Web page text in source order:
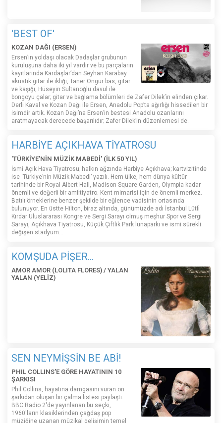
'BEST OF'
KOZAN DAĞI (ERSEN)
Ersen’in yoldaşı olacak Dadaşlar grubunun
kuruluşuna daha iki yıl vardır ve bu parçaların
kayıtlarında Kardaşlar’dan Seyhan Karabay
akustik gitar ile ıklığı, Taner Öngür bas, gitar
ve kaşığı, Hüseyin Sultanoğlu davul ile
bongoyu çalar; gitar ve bağlama bölümleri de Zafer Dilek’in elinden çıkar.
Derli Kaval ve Kozan Dağı ile Ersen, Anadolu Pop’ta ağırlığı hissedilen bir
isimdir artık. Kozan Dağı’na Ersen’in bestesi Anadolu ozanlarını
aratmayacak derecede başarılıdır; Zafer Dilek’in düzenlemesi de.
HARBİYE AÇIKHAVA TİYATROSU
'TÜRKİYE'NİN MÜZİK MABEDİ' (İLK 50 YIL)
İsmi Açık Hava Tiyatrosu; halkın ağzında Harbiye Açıkhava; kartvizitinde
ise ‘Türkiye’nin Müzik Mabedi’ yazılı. Hem ülke, hem dünya kültür
tarihinde bir Royal Albert Hall, Madison Square Garden, Olympia kadar
önemli ve değerli bir amfitiyatro. Kent mimarisi için de önemli merkez.
Batılı örneklerine benzer şekilde bir eğlence vadisinin ortasında
bulunuyor. En üstte Hilton, biraz altında, günümüzde adı İstanbul Lütfi
Kırdar Uluslararası Kongre ve Sergi Sarayı olmuş meşhur Spor ve Sergi
Sarayı, Açıkhava Tiyatrosu, Küçük Çiftlik Park lunaparkı ve ismi sürekli
değişen stadyum…
KOMŞUDA PİŞER...
AMOR AMOR (LOLITA FLORES) / YALAN
YALAN (YELİZ)
SEN NEYMİŞSİN BE ABİ!
PHIL COLLINS'E GÖRE HAYATININ 10
ŞARKISI
Phil Collins, hayatına damgasını vuran on
şarkıdan oluşan bir çalma listesi paylaştı.
BBC Radio 2'de yayınlanan bu seçki,
1960'ların klasiklerinden çağdaş pop
müziğine uzanan müzikal gelişimin temel